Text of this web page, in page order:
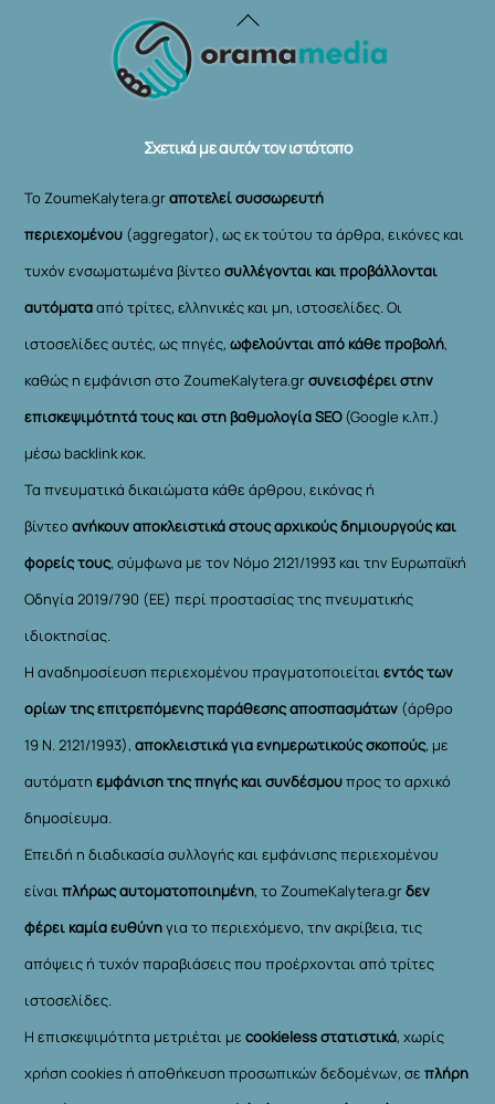
Back
To
Σχετικά με αυτόν τον ιστότοπο
Το ZoumeKalytera.grαποτελεί συσσωρευτή
περιεχομένου (aggregator), ως εκ τούτου τα άρθρα, εικόνες και
τυχόν ενσωματωμένα βίντεοσυλλέγονται και προβάλλονται
αυτόματααπό τρίτες, ελληνικές και μη, ιστοσελίδες. Οι
ιστοσελίδες αυτές, ως πηγές,ωφελούνται από κάθε προβολή,
καθώς η εμφάνιση στο ZoumeKalytera.grσυνεισφέρει στην
επισκεψιμότητά τους και στη βαθμολογία SEO(Google κ.λπ.)
μέσω backlink κοκ.
Τα πνευματικά δικαιώματα κάθε άρθρου, εικόνας ή
βίντεοανήκουν αποκλειστικά στους αρχικούς δημιουργούς και
φορείς τους, σύμφωνα με τον Νόμο 2121/1993 και την Ευρωπαϊκή
Οδηγία 2019/790 (ΕΕ) περί προστασίας της πνευματικής
ιδιοκτησίας.
Η αναδημοσίευση περιεχομένου πραγματοποιείταιεντός των
ορίων της επιτρεπόμενης παράθεσης αποσπασμάτων (άρθρο
19 Ν. 2121/1993), αποκλειστικά για ενημερωτικούς σκοπούς, με
αυτόματηεμφάνιση της πηγής και συνδέσμουπρος το αρχικό
δημοσίευμα.
Επειδή η διαδικασία συλλογής και εμφάνισης περιεχομένου
είναιπλήρως αυτοματοποιημένη, το ZoumeKalytera.grδεν
φέρει καμία ευθύνηγια το περιεχόμενο, την ακρίβεια, τις
απόψεις ή τυχόν παραβιάσεις που προέρχονται από τρίτες
ιστοσελίδες.
Η επισκεψιμότητα μετριέται μεcookieless στατιστικά, χωρίς
χρήση cookies ή αποθήκευση προσωπικών δεδομένων, σεπλήρη